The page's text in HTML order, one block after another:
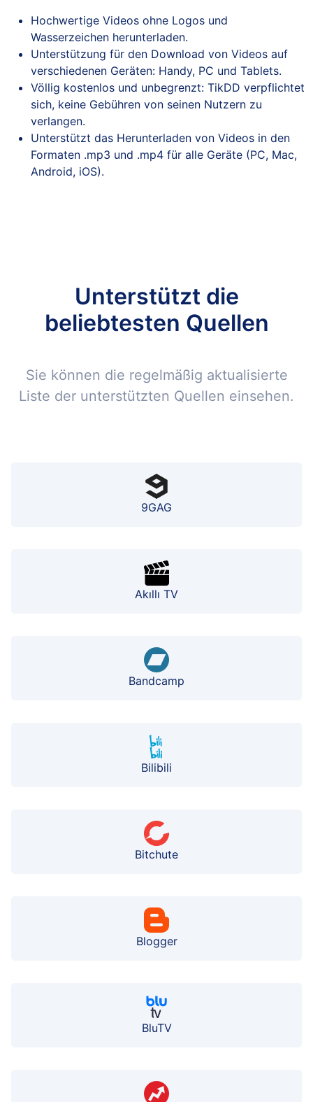
Hochwertige Videos ohne Logos und
Wasserzeichen herunterladen.
Unterstützung für den Download von Videos auf
verschiedenen Geräten: Handy, PC und Tablets.
Völlig kostenlos und unbegrenzt: TikDD verpflichtet
sich, keine Gebühren von seinen Nutzern zu
verlangen.
Unterstützt das Herunterladen von Videos in den
Formaten .mp3 und .mp4 für alle Geräte (PC, Mac,
Android, iOS).
Unterstützt die
beliebtesten Quellen
Sie können die regelmäßig aktualisierte
Liste der unterstützten Quellen einsehen.
9GAG
Akıllı TV
Bandcamp
Bilibili
Bitchute
Blogger
BluTV